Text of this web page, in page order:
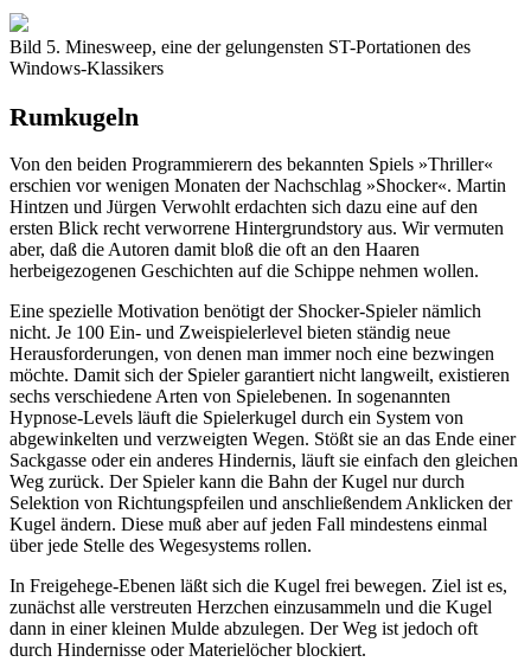
Bild 5. Minesweep, eine der gelungensten ST-Portationen des
Windows-Klassikers
Rumkugeln
Von den beiden Programmierern des bekannten Spiels »Thriller«
erschien vor wenigen Monaten der Nachschlag »Shocker«. Martin
Hintzen und Jürgen Verwohlt erdachten sich dazu eine auf den
ersten Blick recht verworrene Hintergrundstory aus. Wir vermuten
aber, daß die Autoren damit bloß die oft an den Haaren
herbeigezogenen Geschichten auf die Schippe nehmen wollen.
Eine spezielle Motivation benötigt der Shocker-Spieler nämlich
nicht. Je 100 Ein- und Zweispielerlevel bieten ständig neue
Herausforderungen, von denen man immer noch eine bezwingen
möchte. Damit sich der Spieler garantiert nicht langweilt, existieren
sechs verschiedene Arten von Spielebenen. In sogenannten
Hypnose-Levels läuft die Spielerkugel durch ein System von
abgewinkelten und verzweigten Wegen. Stößt sie an das Ende einer
Sackgasse oder ein anderes Hindernis, läuft sie einfach den gleichen
Weg zurück. Der Spieler kann die Bahn der Kugel nur durch
Selektion von Richtungspfeilen und anschließendem Anklicken der
Kugel ändern. Diese muß aber auf jeden Fall mindestens einmal
über jede Stelle des Wegesystems rollen.
In Freigehege-Ebenen läßt sich die Kugel frei bewegen. Ziel ist es,
zunächst alle verstreuten Herzchen einzusammeln und die Kugel
dann in einer kleinen Mulde abzulegen. Der Weg ist jedoch oft
durch Hindernisse oder Materielöcher blockiert.